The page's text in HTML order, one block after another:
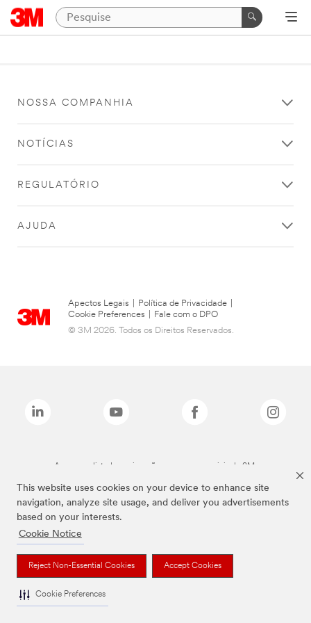
This website uses cookies on your device to enhance site
navigation, analyze site usage, and deliver you advertisements
based on your interests.
Cookie Notice
Reject Non-Essential Cookies Accept Cookies
Cookie Preferences
NOSSA COMPANHIA
NOTÍCIAS
REGULATÓRIO
AJUDA
Apectos Legais Política de Privacidade
Cookie Preferences
Fale com o DPO
© 3M 2026. Todos os Direitos Reservados.
As marcas listadas a cima são marcas comerciais da 3M.